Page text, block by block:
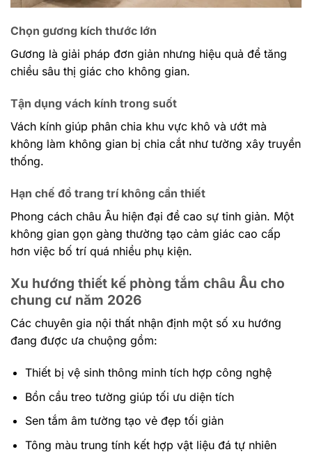
Chọn gương kích thước lớn
Gương là giải pháp đơn giản nhưng hiệu quả để tăng
chiều sâu thị giác cho không gian.
Tận dụng vách kính trong suốt
Vách kính giúp phân chia khu vực khô và ướt mà
không làm không gian bị chia cắt như tường xây truyền
thống.
Hạn chế đồ trang trí không cần thiết
Phong cách châu Âu hiện đại đề cao sự tinh giản. Một
không gian gọn gàng thường tạo cảm giác cao cấp
hơn việc bố trí quá nhiều phụ kiện.
Xu hướng thiết kế phòng tắm châu Âu cho
chung cư năm 2026
Các chuyên gia nội thất nhận định một số xu hướng
đang được ưa chuộng gồm:
Thiết bị vệ sinh thông minh tích hợp công nghệ
Bồn cầu treo tường giúp tối ưu diện tích
Sen tắm âm tường tạo vẻ đẹp tối giản
Tông màu trung tính kết hợp vật liệu đá tự nhiên